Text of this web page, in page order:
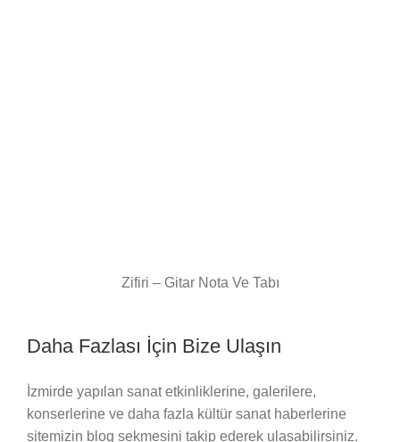
Zifiri – Gitar Nota Ve Tabı
Daha Fazlası İçin Bize Ulaşın
İzmirde yapılan sanat etkinliklerine, galerilere,
konserlerine ve daha fazla kültür sanat haberlerine
sitemizin blog sekmesini takip ederek ulaşabilirsiniz.